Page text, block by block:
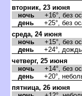
торник, 23 июня
ночь +16°, без
день +25°, без
среда, 24 июня
ночь +15°, без
день +24°, дождь,
четверг, 25 июня
ночь +14°, без
день +20°,
пятница, 26 июня